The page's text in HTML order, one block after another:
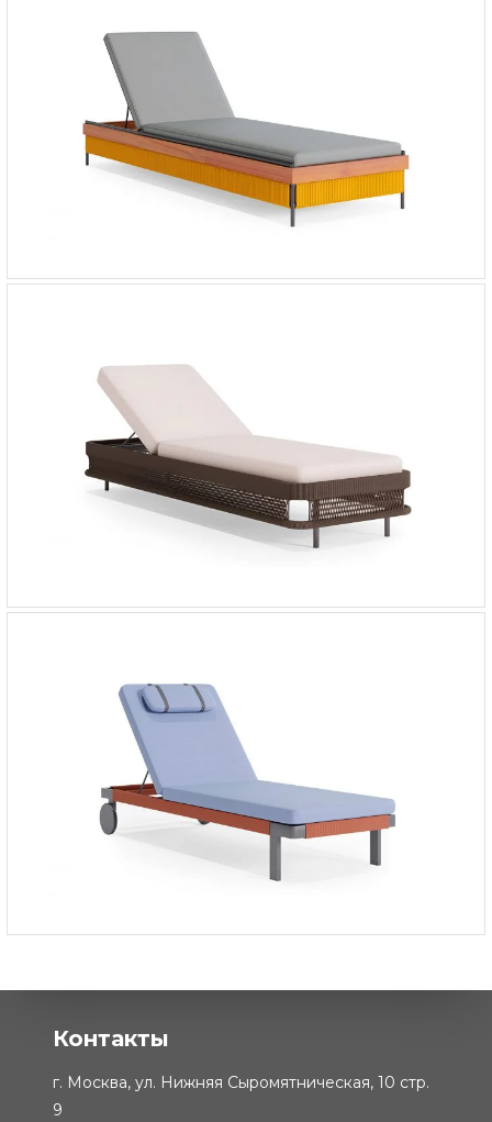
Контакты
г. Москва, ул. Нижняя Сыромятническая, 10 стр.
9